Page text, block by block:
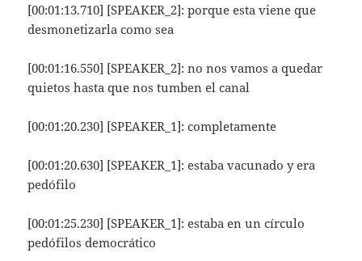
[00:01:13.710] [SPEAKER_2]: porque esta viene que
desmonetizarla como sea
[00:01:16.550] [SPEAKER_2]: no nos vamos a quedar
quietos hasta que nos tumben el canal
[00:01:20.230] [SPEAKER_1]: completamente
[00:01:20.630] [SPEAKER_1]: estaba vacunado y era
pedófilo
[00:01:25.230] [SPEAKER_1]: estaba en un círculo
pedófilos democrático